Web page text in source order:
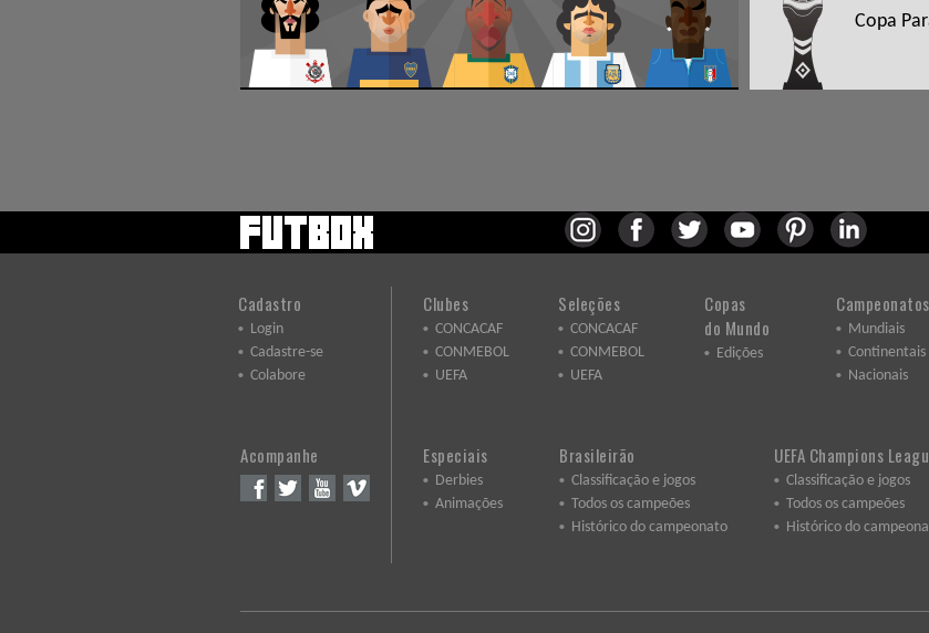
Copa
Cadastro
Login
Cadastre-se
Colabore
Acompanhe
Clubes
CONCACAF
CONMEBOL
UEFA
Seleções
CONCACAF
CONMEBOL
UEFA
Copas
do Mundo
Edições
Campeonatos
Mundiais
Continentais
Nacionais
Especiais
Derbies
Animações
Brasileirão
Classificação e jogos
Todos os campeões
Histórico do campeonato
UEFA Champions
Classificação e jogos
Todos os campeões
Histórico do